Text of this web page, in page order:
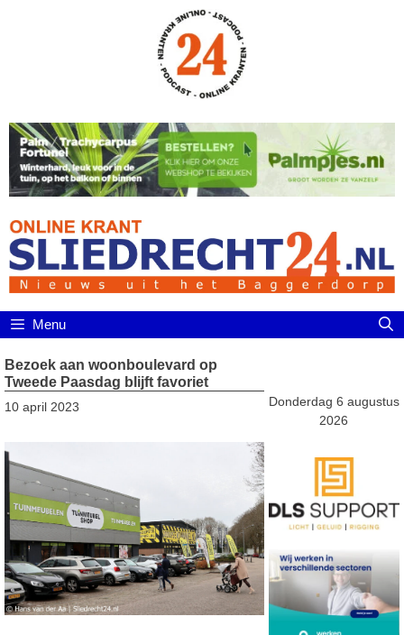
Menu
Bezoek aan woonboulevard op
Tweede Paasdag blijft favoriet
10 april 2023
Donderdag 6 augustus
2026